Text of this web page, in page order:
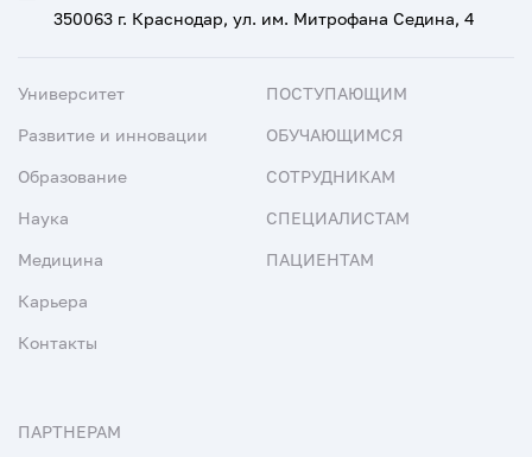
350063 г. Краснодар, ул. им. Митрофана Седина, 4
Университет
Развитие и инновации
Образование
Наука
Медицина
Карьера
Контакты
ПОСТУПАЮЩИМ
ОБУЧАЮЩИМСЯ
СОТРУДНИКАМ
СПЕЦИАЛИСТАМ
ПАЦИЕНТАМ
ПАРТНЕРАМ